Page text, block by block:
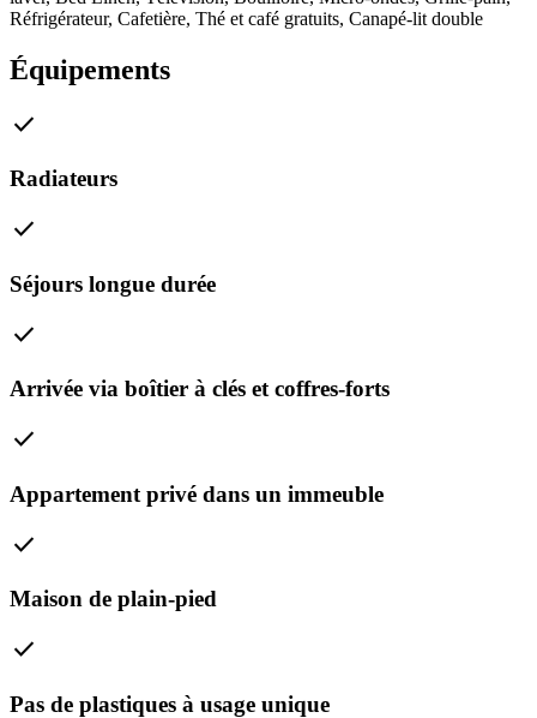
Réfrigérateur, Cafetière, Thé et café gratuits, Canapé-lit double
Équipements
check
Radiateurs
check
Séjours longue durée
check
Arrivée via boîtier à clés et coffres-forts
check
Appartement privé dans un immeuble
check
Maison de plain-pied
check
Pas de plastiques à usage unique